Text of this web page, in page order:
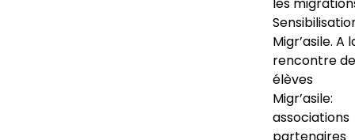
Migr’asile. A
rencontre
élèves
Migr’asile:
associations